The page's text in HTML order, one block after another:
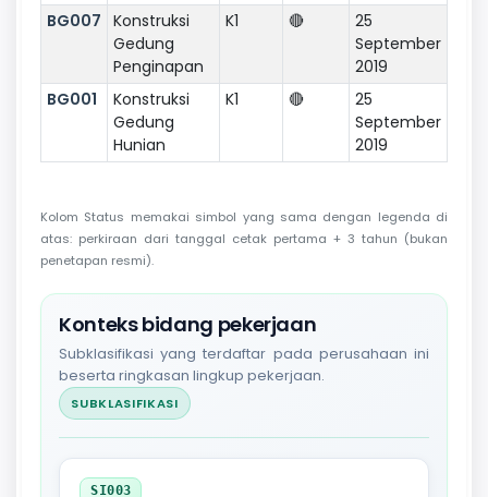
BG007 Konstruksi
Gedung
Penginapan
K1 🔴
25
September
2019
BG001
Konstruksi
Gedung
Hunian
K1 🔴
25
September
2019
Kolom Status memakai simbol yang sama dengan legenda di
atas: perkiraan dari tanggal cetak pertama + 3 tahun (bukan
penetapan resmi).
Konteks bidang pekerjaan
Subklasifikasi yang terdaftar pada perusahaan ini
beserta ringkasan lingkup pekerjaan.
SUBKLASIFIKASI
SI003